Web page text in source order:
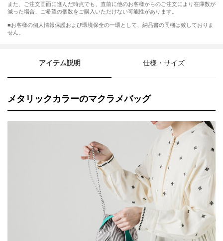
また、ご注文画面に進んだ時点でも、直前に他のお客様からのご注文により在庫数が
減った場合、ご希望の個数をご購入いただけない可能性があります。
■お客様の個人情報保護および環境保全の一環として、納品書の同梱は致しておりま
せん。
アイテム説明 仕様・サイズ
メタリックカラーのマクラメバッグ